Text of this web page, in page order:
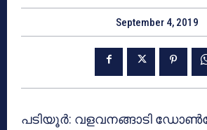
September 4, 2019
പടിയൂര്‍: വളവനങ്ങാടി